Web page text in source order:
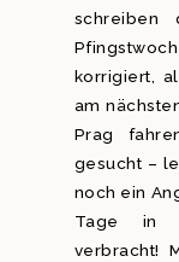
schreiben
korrigiert,
am
Prag
gesucht –
noch ein
Tage in
verbracht!